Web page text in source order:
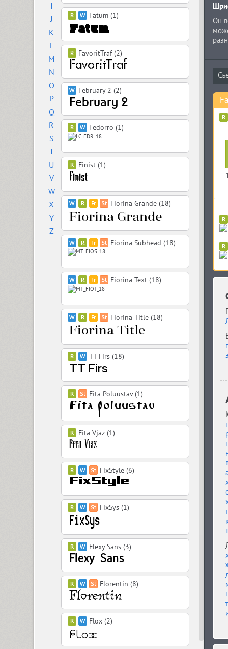
I
J
K
L
M
N
O
P
Q
R
S
T
U
V
W
X
Y
Z
Fatum (1)
FavoritTraf (2)
February 2 (2)
Fedorro (1)
Finist (1)
Fiorina Grande (18)
Fiorina Subhead (18)
Fiorina Text (18)
Fiorina Title (18)
TT Firs (18)
Fita Poluustav (1)
Fita Vjaz (1)
FixStyle (6)
FixSys (1)
Flexy Sans (3)
Florentin (8)
Flox (2)
Он
году.